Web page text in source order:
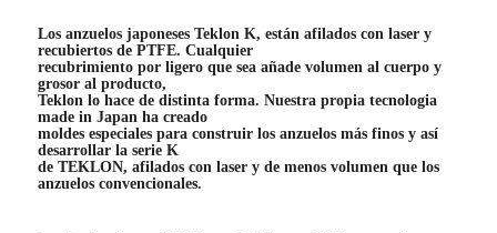
Los anzuelos japoneses Teklon K, están afilados con laser y
recubiertos de PTFE. Cualquier
recubrimiento por ligero que sea añade volumen al cuerpo y
grosor al producto,
Teklon lo hace de distinta forma. Nuestra propia tecnologia
made in Japan ha creado
moldes especiales para construir los anzuelos más finos y así
desarrollar la serie K
de TEKLON, afilados con laser y de menos volumen que los
anzuelos convencionales.